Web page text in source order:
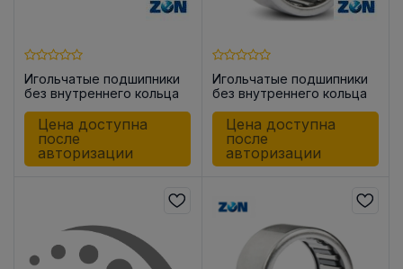
Игольчатые подшипники
без внутреннего кольца
Цена доступна
после
авторизации
Игольчатые подшипники
без внутреннего кольца
Цена доступна
после
авторизации